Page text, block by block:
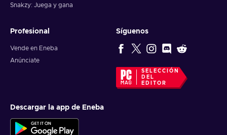
Snakzy: Juega y gana
Profesional
Vende en Eneba
Anúnciate
Síguenos
SELECCIÓN
DEL
EDITOR
Descargar la app de Eneba